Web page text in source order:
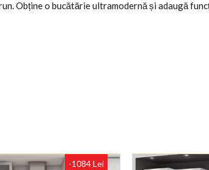
Obține o bucătărie ultramodernă și adaugă
-1084 Lei